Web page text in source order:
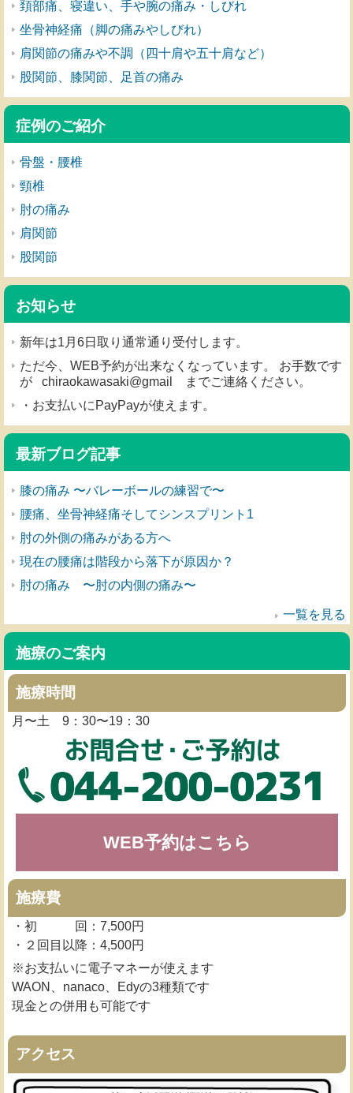
頚部痛、寝違い、手や腕の痛み・しびれ
坐骨神経痛（脚の痛みやしびれ）
肩関節の痛みや不調（四十肩や五十肩など）
股関節、膝関節、足首の痛み
症例のご紹介
骨盤・腰椎
頸椎
肘の痛み
肩関節
股関節
お知らせ
新年は1月6日取り通常通り受付します。
ただ今、WEB予約が出来なくなっています。 お手数です
が chiraokawasaki@gmail までご連絡ください。
・お支払いにPayPayが使えます。
最新ブログ記事
膝の痛み 〜バレーボールの練習で〜
腰痛、坐骨神経痛そしてシンスプリント1
肘の外側の痛みがある方へ
現在の腰痛は階段から落下が原因か？
肘の痛み 〜肘の内側の痛み〜
一覧を見る
施療のご案内
施療時間
月〜土 9：30〜19：30
WEB予約はこちら
施療費
・初 回：7,500円
・２回目以降：4,500円
※お支払いに電子マネーが使えます
WAON、nanaco、Edyの3種類です
現金との併用も可能です
アクセス